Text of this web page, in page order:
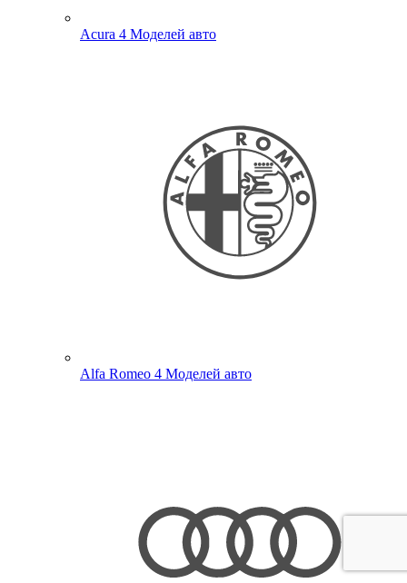
Acura 4 Моделей авто
Alfa Romeo 4 Моделей авто